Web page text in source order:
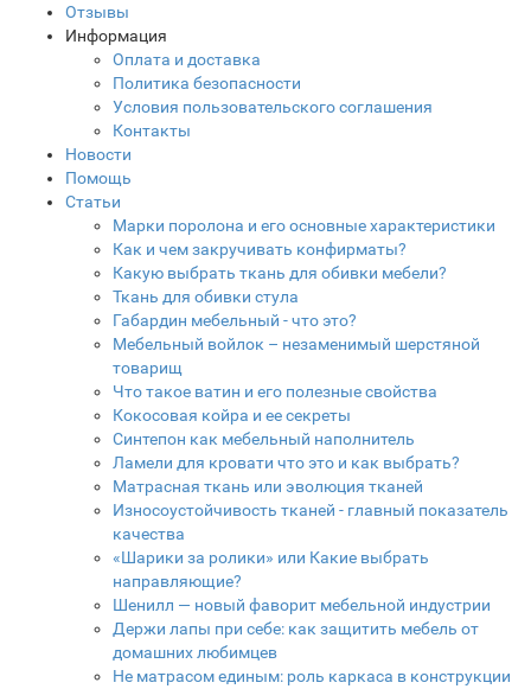
Отзывы
Информация
Оплата и доставка
Политика безопасности
Условия пользовательского соглашения
Контакты
Новости
Помощь
Статьи
Марки поролона и его основные характеристики
Как и чем закручивать конфирматы?
Какую выбрать ткань для обивки мебели?
Ткань для обивки стула
Габардин мебельный - что это?
Мебельный войлок – незаменимый шерстяной
товарищ
Что такое ватин и его полезные свойства
Кокосовая койра и ее секреты
Синтепон как мебельный наполнитель
Ламели для кровати что это и как выбрать?
Матрасная ткань или эволюция тканей
Износоустойчивость тканей - главный показатель
качества
«Шарики за ролики» или Какие выбрать
направляющие?
Шенилл — новый фаворит мебельной индустрии
Держи лапы при себе: как защитить мебель от
домашних любимцев
Не матрасом единым: роль каркаса в конструкции